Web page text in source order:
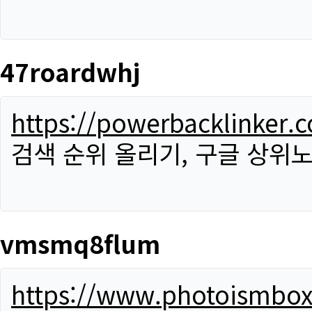
47roardwhj
https://
검색 순위 올리기, 구글 상위
vmsmq8flum
https://